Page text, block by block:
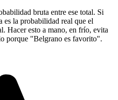
bruta entre ese total. Si
es la probabilidad real que el
Hacer esto a mano, en frío, evita
porque "Belgrano es favorito".